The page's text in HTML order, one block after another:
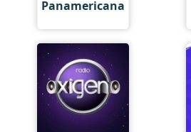
Panamericana